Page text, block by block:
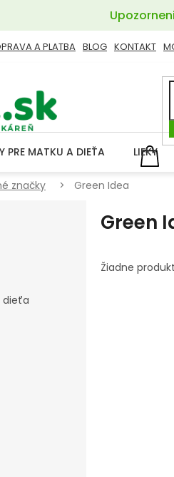
A PLATBA BLOG KONTAKT
PRE MATKU A DIEŤA LIEKY
značky Green Idea
dieťa
Green
Žiadne